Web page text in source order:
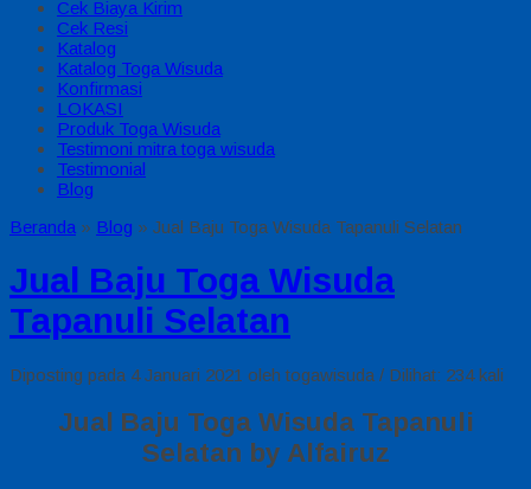
Cek Biaya Kirim
Cek Resi
Katalog
Katalog Toga Wisuda
Konfirmasi
LOKASI
Produk Toga Wisuda
Testimoni mitra toga wisuda
Testimonial
Blog
Beranda » Blog » Jual Baju Toga Wisuda Tapanuli Selatan
Jual Baju Toga Wisuda
Tapanuli Selatan
Diposting pada 4 Januari 2021 oleh togawisuda / Dilihat: 234 kali
Jual Baju Toga Wisuda Tapanuli
Selatan by Alfairuz